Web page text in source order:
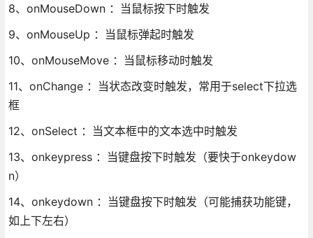
8、onMouseDown ：当鼠标按下时触发
9、onMouseUp ：当鼠标弹起时触发
10、onMouseMove ：当鼠标移动时触发
11、onChange ：当状态改变时触发，常用于select下拉选
框
12、onSelect ：当文本框中的文本选中时触发
13、onkeypress ：当键盘按下时触发（要快于onkeydow
n）
14、onkeydown ：当键盘按下时触发（可能捕获功能键，
如上下左右）